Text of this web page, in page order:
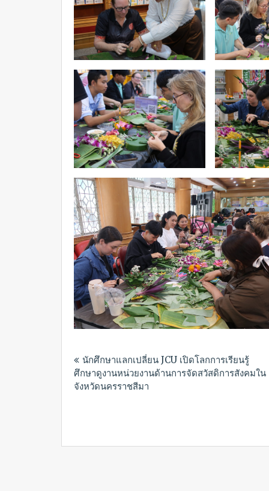
navigation
นักศึกษาแลกเปลี่ยน JCU เปิดโลกการเรียนรู้
ศึกษาดูงานหน่วยงานด้านการจัดสวัสดิการสังคมใน
จังหวัดนครราชสีมา